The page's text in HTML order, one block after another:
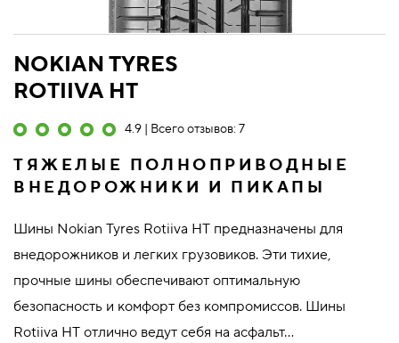
NOKIAN TYRES
ROTIIVA HT
4.9 | Всего отзывов: 7
ТЯЖЕЛЫЕ ПОЛНОПРИВОДНЫЕ
ВНЕДОРОЖНИКИ И ПИКАПЫ
Шины Nokian Tyres Rotiiva HT предназначены для
внедорожников и легких грузовиков. Эти тихие,
прочные шины обеспечивают оптимальную
безопасность и комфорт без компромиссов. Шины
Rotiiva HT отлично ведут себя на асфальт...